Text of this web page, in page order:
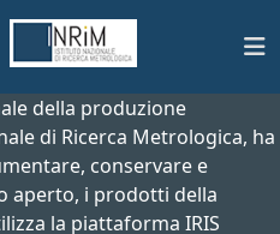
della produzione
di Ricerca Metrologica, ha
conservare e
aperto, i prodotti della
la piattaforma IRIS